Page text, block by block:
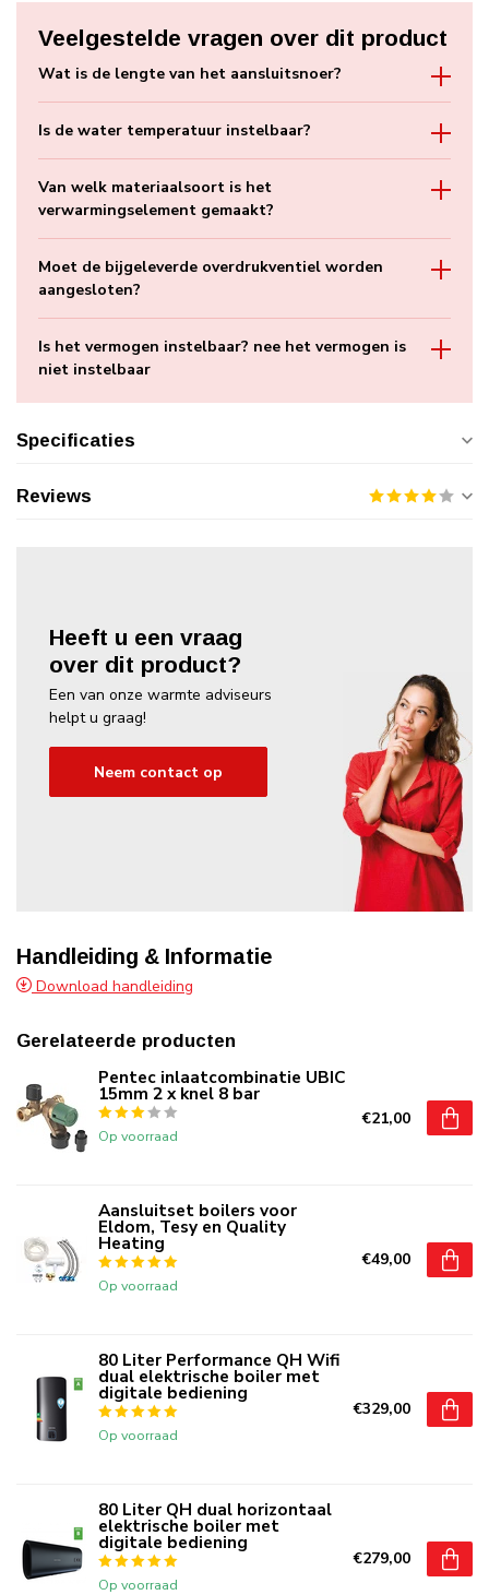
Veelgestelde vragen over dit product
Wat is de lengte van het aansluitsnoer?
Is de water temperatuur instelbaar?
Van welk materiaalsoort is het
verwarmingselement gemaakt?
Moet de bijgeleverde overdrukventiel worden
aangesloten?
Is het vermogen instelbaar? nee het vermogen is
niet instelbaar
Specificaties
Reviews
Heeft u een vraag
over dit product?
Een van onze warmte adviseurs
helpt u graag!
Neem contact op
Handleiding & Informatie
Download handleiding
Gerelateerde producten
Pentec inlaatcombinatie UBIC
15mm 2 x knel 8 bar
Op voorraad
€21,00
Aansluitset boilers voor
Eldom, Tesy en Quality
Heating
Op voorraad
€49,00
80 Liter Performance QH Wifi
dual elektrische boiler met
digitale bediening
Op voorraad
€329,00
80 Liter QH dual horizontaal
elektrische boiler met
digitale bediening
Op voorraad
€279,00